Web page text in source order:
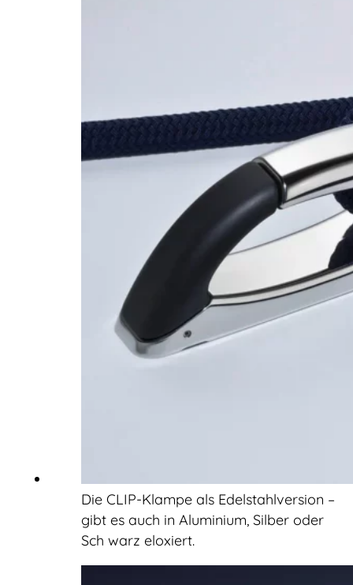
Die CLIP-Klampe als Edelstahlversion –
gibt es auch in Aluminium, Silber oder
Sch warz eloxiert.